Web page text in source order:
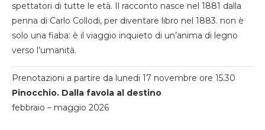
spettatori di tutte le età. Il racconto nasce nel 1881 dalla
penna di Carlo Collodi, per diventare libro nel 1883. non è
solo una fiaba: è il viaggio inquieto di un’anima di legno
verso l’umanità.
Prenotazioni a partire da lunedi 17 novembre ore 15.30
Pinocchio. Dalla favola al destino
febbraio – maggio 2026